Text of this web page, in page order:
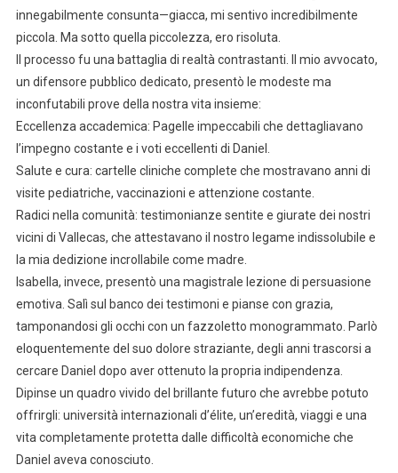
innegabilmente consunta—giacca, mi sentivo incredibilmente
piccola. Ma sotto quella piccolezza, ero risoluta.
Il processo fu una battaglia di realtà contrastanti. Il mio avvocato,
un difensore pubblico dedicato, presentò le modeste ma
inconfutabili prove della nostra vita insieme:
Eccellenza accademica: Pagelle impeccabili che dettagliavano
l’impegno costante e i voti eccellenti di Daniel.
Salute e cura: cartelle cliniche complete che mostravano anni di
visite pediatriche, vaccinazioni e attenzione costante.
Radici nella comunità: testimonianze sentite e giurate dei nostri
vicini di Vallecas, che attestavano il nostro legame indissolubile e
la mia dedizione incrollabile come madre.
Isabella, invece, presentò una magistrale lezione di persuasione
emotiva. Salì sul banco dei testimoni e pianse con grazia,
tamponandosi gli occhi con un fazzoletto monogrammato. Parlò
eloquentemente del suo dolore straziante, degli anni trascorsi a
cercare Daniel dopo aver ottenuto la propria indipendenza.
Dipinse un quadro vivido del brillante futuro che avrebbe potuto
offrirgli: università internazionali d’élite, un’eredità, viaggi e una
vita completamente protetta dalle difficoltà economiche che
Daniel aveva conosciuto.